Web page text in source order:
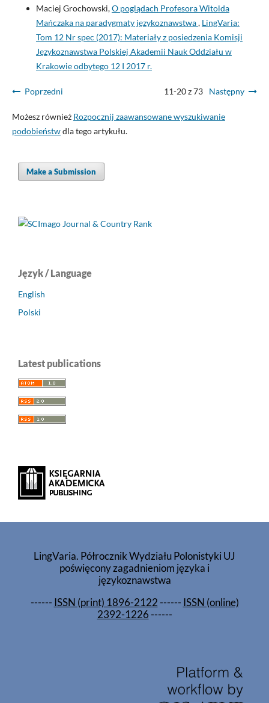
Maciej Grochowski,O poglądach Profesora Witolda
Mańczaka na paradygmaty językoznawstwa, LingVaria:
Tom 12 Nr spec (2017): Materiały z posiedzenia Komisji
Językoznawstwa Polskiej Akademii Nauk Oddziału w
Krakowie odbytego 12 I 2017 r.
Poprzedni 11-20 z 73 Następny
Możesz również Rozpocznij zaawansowane wyszukiwanie
podobieństwdla tego artykułu.
Make a Submission
Język / Language
English
Polski
Latest publications
LingVaria. Półrocznik Wydziału Polonistyki UJ
poświęcony zagadnieniom języka i
językoznawstwa
------ ISSN (print) 1896-2122------ ISSN (online)
2392-1226------